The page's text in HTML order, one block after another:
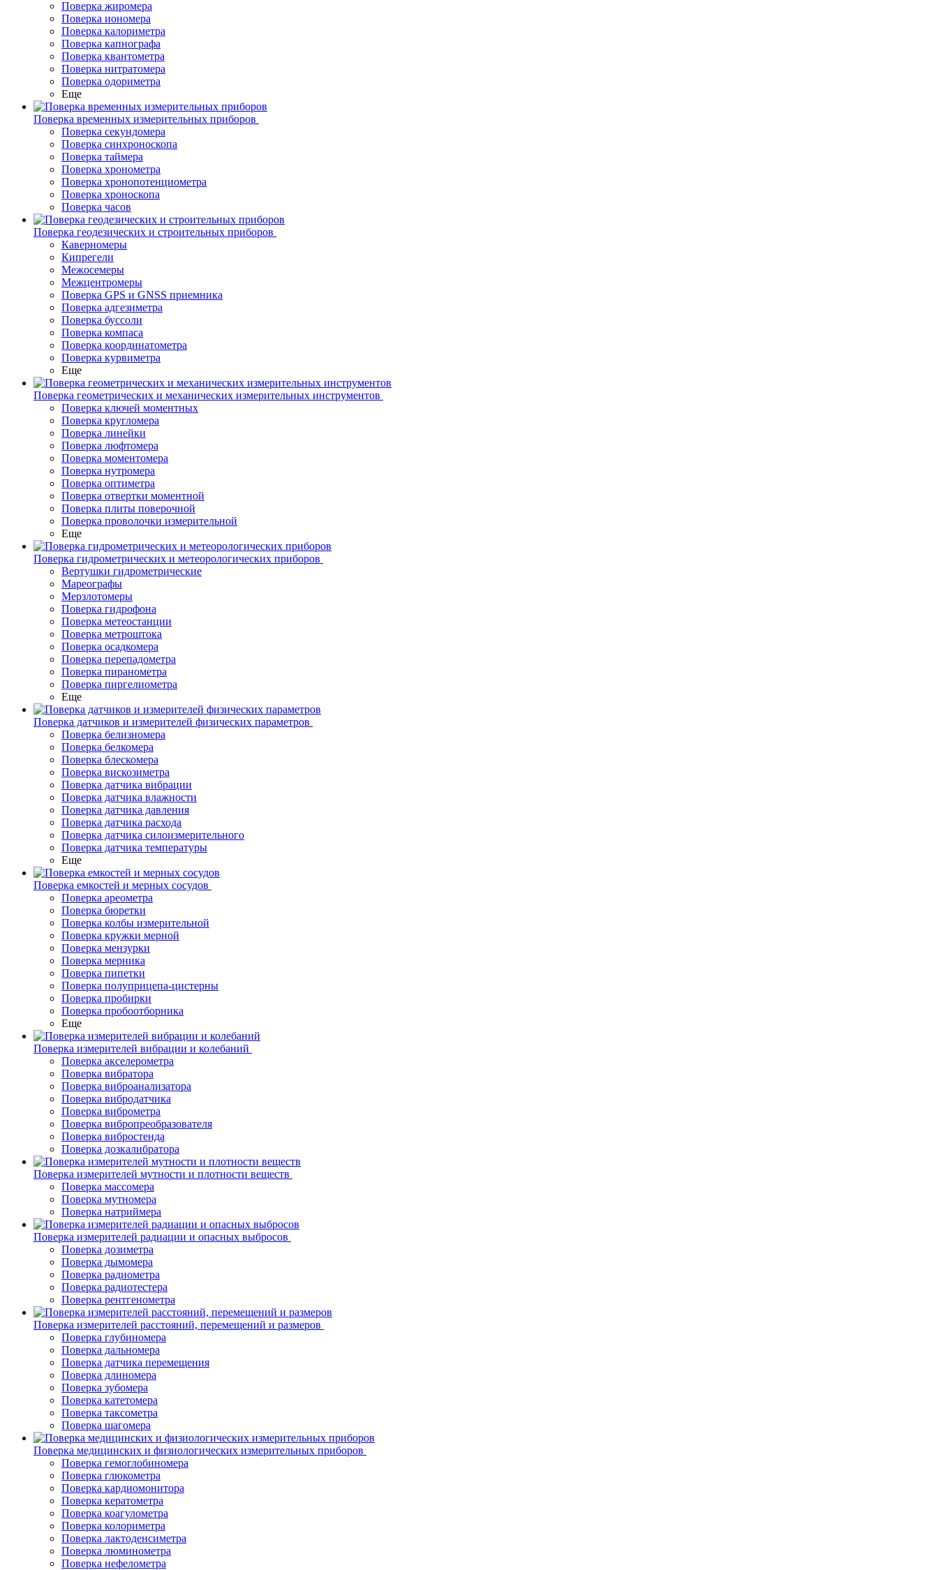
Поверка жиромера
Поверка иономера
Поверка калориметра
Поверка капнографа
Поверка квантометра
Поверка нитратомера
Поверка одориметра
Еще
Поверка временных измерительных приборов
Поверка секундомера
Поверка синхроноскопа
Поверка таймера
Поверка хронометра
Поверка хронопотенциометра
Поверка хроноскопа
Поверка часов
Поверка геодезических и строительных приборов
Каверномеры
Кипрегели
Межосемеры
Межцентромеры
Поверка GPS и GNSS приемника
Поверка адгезиметра
Поверка буссоли
Поверка компаса
Поверка координатометра
Поверка курвиметра
Еще
Поверка геометрических и механических измерительных инструментов
Поверка ключей моментных
Поверка кругломера
Поверка линейки
Поверка люфтомера
Поверка моментомера
Поверка нутромера
Поверка оптиметра
Поверка отвертки моментной
Поверка плиты поверочной
Поверка проволочки измерительной
Еще
Поверка гидрометрических и метеорологических приборов
Вертушки гидрометрические
Мареографы
Мерзлотомеры
Поверка гидрофона
Поверка метеостанции
Поверка метроштока
Поверка осадкомера
Поверка перепадометра
Поверка пиранометра
Поверка пиргелиометра
Еще
Поверка датчиков и измерителей физических параметров
Поверка белизномера
Поверка белкомера
Поверка блескомера
Поверка вискозиметра
Поверка датчика вибрации
Поверка датчика влажности
Поверка датчика давления
Поверка датчика расхода
Поверка датчика силоизмерительного
Поверка датчика температуры
Еще
Поверка емкостей и мерных сосудов
Поверка ареометра
Поверка бюретки
Поверка колбы измерительной
Поверка кружки мерной
Поверка мензурки
Поверка мерника
Поверка пипетки
Поверка полуприцепа-цистерны
Поверка пробирки
Поверка пробоотборника
Еще
Поверка измерителей вибрации и колебаний
Поверка акселерометра
Поверка вибратора
Поверка виброанализатора
Поверка вибродатчика
Поверка виброметра
Поверка вибропреобразователя
Поверка вибростенда
Поверка дозкалибратора
Поверка измерителей мутности и плотности веществ
Поверка массомера
Поверка мутномера
Поверка натриймера
Поверка измерителей радиации и опасных выбросов
Поверка дозиметра
Поверка дымомера
Поверка радиометра
Поверка радиотестера
Поверка рентгенометра
Поверка измерителей расстояний, перемещений и размеров
Поверка глубиномера
Поверка дальномера
Поверка датчика перемещения
Поверка длиномера
Поверка зубомера
Поверка катетомера
Поверка таксометра
Поверка шагомера
Поверка медицинских и физиологических измерительных приборов
Поверка гемоглобиномера
Поверка глюкометра
Поверка кардиомонитора
Поверка кератометра
Поверка коагулометра
Поверка колориметра
Поверка лактоденсиметра
Поверка люминометра
Поверка нефелометра